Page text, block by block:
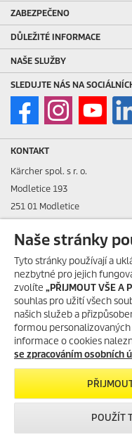
ZABEZPEČENO
DŮLEŽITÉ INFORMACE
NAŠE SLUŽBY
SLEDUJTE NÁS NA
KONTAKT
Kärcher spol. s r. o.
Modletice 193
251 01 Modletice
IČO: 48535761
DIČ: CZ48535761
ID datové schránky: ic4eqpk
> Tiráž
Zákaznická linka:+420 323
E-mail:info@karcher.cz
Po-Pá: 8-17 hod.
Naše stránky
Tyto stránky používají a
nezbytné pro jejich
zvolíte „PŘIJMOUT VŠE A
souhlas pro užití všech
našich služeb a
formou
informace o cookies
se zpracováním osobních
POUŽÍT